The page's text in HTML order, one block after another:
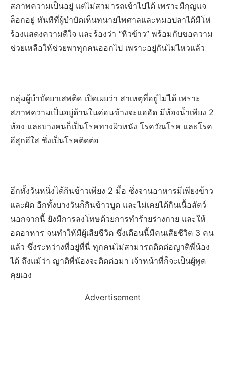
สภาพความเป็นอยู่ แต่ไม่สามารถเข้าไปได้ เพราะมีกุญแจ
ล็อกอยู่ ทันทีที่ผู้บำบัดเห็นทนายไพศาลและหมอปลาได้มีโห่
ร้องแสดงความดีใจ และร้องว่า “หิวข้าว” พร้อมกับขอความ
ช่วยเหลือให้ช่วยพาทุกคนออกไป เพราะอยู่กันไม่ไหวแล้ว
กลุ่มผู้บำบัดยาเสพติด เปิดเผยว่า สาเหตุที่อยู่ไม่ได้ เพราะ
สภาพความเป็นอยู่ด้านในค่อนข้างจะแออัด มีห้องน้ำเพียง 2
ห้อง และบางคนก็เป็นโรคทางผิวหนัง โรควัณโรค และโรค
อีสุกอีใส ซึ่งเป็นโรคติดต่อ
อีกทั้งวันหนึ่งได้กินข้าวเพียง 2 มื้อ ซึ่งจานอาหารมีเพียงข้าว
และผัด อีกทั้งบางวันก็กินข้าวบูด และไม่เคยได้กินเนื้อสัตว์
นอกจากนี้ ยังมีการลงโทษด้วยการทำร้ายร่างกาย และให้
อดอาหาร จนทำให้มีผู้เสียชีวิต ซึ่งเดือนนี้มีคนเสียชีวิต 3 คน
แล้ว ซึ่งระหว่างที่อยู่ที่นี่ ทุกคนไม่สามารถติดต่อญาติพี่น้อง
ได้ ถึงแม้ว่า ญาติพี่น้องจะติดต่อมา เจ้าหน้าที่ก็จะเป็นผู้พูด
คุยเอง
Advertisement